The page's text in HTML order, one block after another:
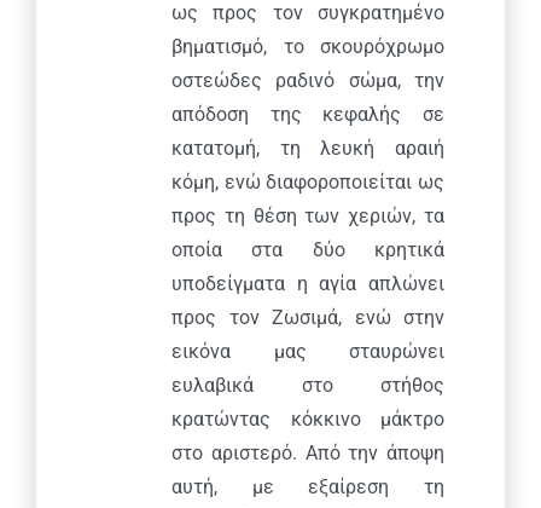
ως προς τον συγκρατημένο
βηματισμό, το σκουρόχρωμο
οστεώδες ραδινό σώμα, την
απόδοση της κεφαλής σε
κατατομή, τη λευκή αραιή
κόμη, ενώ διαφοροποιείται ως
προς τη θέση των χεριών, τα
οποία στα δύο κρητικά
υποδείγματα η αγία απλώνει
προς τον Ζωσιμά, ενώ στην
εικόνα μας σταυρώνει
ευλαβικά στο στήθος
κρατώντας κόκκινο μάκτρο
στο αριστερό. Από την άποψη
αυτή, με εξαίρεση τη